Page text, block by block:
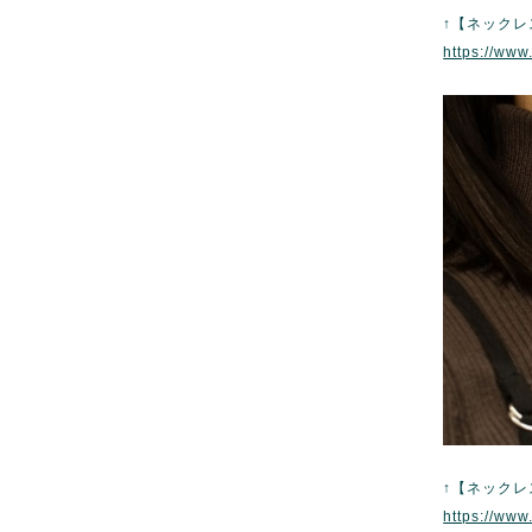
↑【ネック
https://
↑【ネック
https://